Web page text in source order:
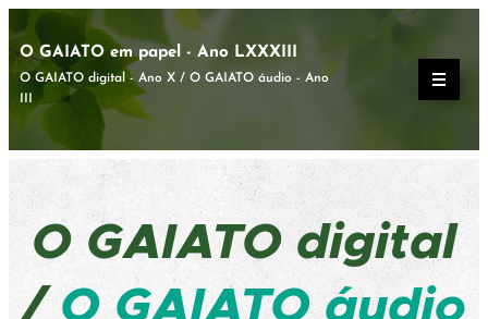
O GAIATO em papel - Ano LXXXIII
O GAIATO digital - Ano X / O GAIATO áudio - Ano
O GAIATOdigital
/O GAIATO áudio